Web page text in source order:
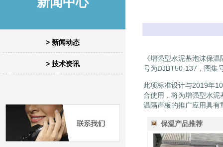
> 新闻动态
> 技术资讯
《增强型水泥基泡沫保
号为DJBT50-137，图集
此项标准设计与2019年
合使用，将为增强型水
温隔声板的推广应用具
保温产品推荐